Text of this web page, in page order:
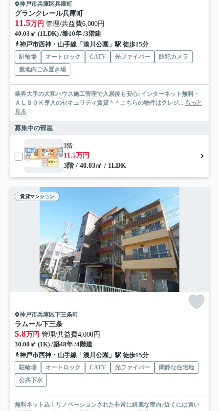
神戸市兵庫区兵庫町
グランクレール兵庫町
11.5万円 管理/共益費6,000円
40.03㎡ (1LDK) /築10年 /3階建
神戸市西神・山手線「湊川公園」駅 徒歩15分
駐輪場 オートロック CATV 光ファイバー
防犯カメラ
敷地内ごみ置き場
業界大手の大和ハウス施工管理で入居後も安心♪インターネット無料・
ＡＬＳＯＫ導入のセキュリティ賃貸＾＾こちらの物件はクレジ... もっと
見る
募集中の部屋
3階
11.5万円
3階 / 40.03㎡ / 1LDK
賃貸マンション
神戸市兵庫区下三条町
ラムール下三条
5.8万円 管理/共益費4,000円
30.00㎡ (1K) /築48年 /4階建
神戸市西神・山手線「湊川公園」駅 徒歩15分
駐輪場 オートロック CATV 光ファイバー
閑静な住宅地
公共下水
無料ネット込！リノベーションされた非常に綺麗な室内♪近くには買い